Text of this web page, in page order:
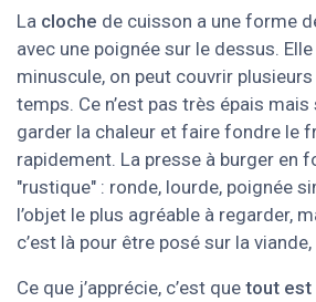
La cloche de cuisson a une forme
avec une poignée sur le dessus. Elle
minuscule, on peut couvrir
temps. Ce n’est pas très épais
garder la chaleur et faire fondre le
rapidement. La presse à burger en
"rustique" : ronde, lourde, poignée
l’objet le plus agréable à regarder,
c’est là pour être posé sur la
Ce que j’apprécie, c’est que tout est